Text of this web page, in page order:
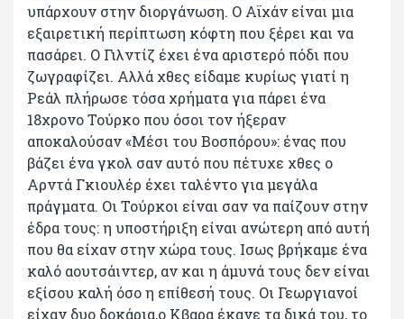
υπάρχουν στην διοργάνωση. Ο Αϊχάν είναι μια
εξαιρετική περίπτωση κόφτη που ξέρει και να
πασάρει. Ο Γιλντίζ έχει ένα αριστερό πόδι που
ζωγραφίζει. Αλλά χθες είδαμε κυρίως γιατί η
Ρεάλ πλήρωσε τόσα χρήματα για πάρει ένα
18χρονο Τούρκο που όσοι τον ήξεραν
αποκαλούσαν «Μέσι του Βοσπόρου»: ένας που
βάζει ένα γκολ σαν αυτό που πέτυχε χθες ο
Αρντά Γκιουλέρ έχει ταλέντο για μεγάλα
πράγματα. Οι Τούρκοι είναι σαν να παίζουν στην
έδρα τους: η υποστήριξη είναι ανώτερη από αυτή
που θα είχαν στην χώρα τους. Ισως βρήκαμε ένα
καλό αουτσάιντερ, αν και η άμυνά τους δεν είναι
εξίσου καλή όσο η επίθεσή τους. Οι Γεωργιανοί
είχαν δυο δοκάρια,ο Κβαρα έκανε τα δικά του, το